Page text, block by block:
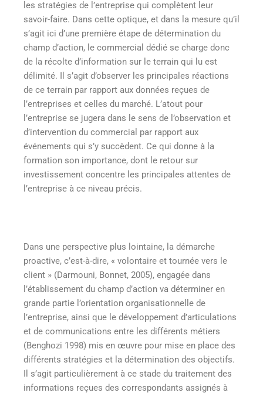
les stratégies de l’entreprise qui complètent leur
savoir-faire. Dans cette optique, et dans la mesure qu’il
s’agit ici d’une première étape de détermination du
champ d’action, le commercial dédié se charge donc
de la récolte d’information sur le terrain qui lu est
délimité. Il s’agit d’observer les principales réactions
de ce terrain par rapport aux données reçues de
l’entreprises et celles du marché. L’atout pour
l’entreprise se jugera dans le sens de l’observation et
d’intervention du commercial par rapport aux
événements qui s’y succèdent. Ce qui donne à la
formation son importance, dont le retour sur
investissement concentre les principales attentes de
l’entreprise à ce niveau précis.
Dans une perspective plus lointaine, la démarche
proactive, c’est-à-dire, « volontaire et tournée vers le
client » (Darmouni, Bonnet, 2005), engagée dans
l’établissement du champ d’action va déterminer en
grande partie l’orientation organisationnelle de
l’entreprise, ainsi que le développement d’articulations
et de communications entre les différents métiers
(Benghozi 1998) mis en œuvre pour mise en place des
différents stratégies et la détermination des objectifs.
Il s’agit particulièrement à ce stade du traitement des
informations reçues des correspondants assignés à